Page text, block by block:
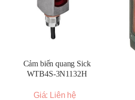
Cảm biến quang Sick
WTB4S-3N1132H
Giá: Liên hệ